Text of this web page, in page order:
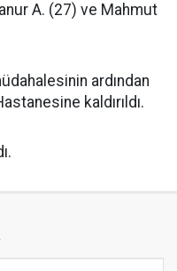
A. (27) ve Mahmut
ardından
kaldırıldı.